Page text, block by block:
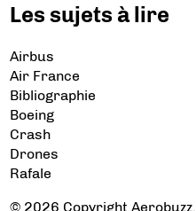
Les sujets à lire
Airbus
Air France
Bibliographie
Boeing
Crash
Drones
Rafale
© 2026 Copyright Aerobuzz.